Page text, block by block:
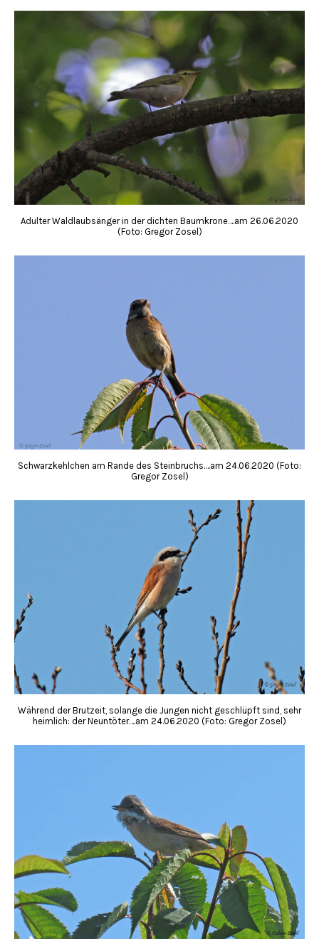
Adulter Waldlaubsänger in der dichten Baumkrone….am 26.06.2020
(Foto: Gregor Zosel)
Schwarzkehlchen am Rande des Steinbruchs….am 24.06.2020 (Foto:
Gregor Zosel)
Während der Brutzeit, solange die Jungen nicht geschlüpft sind, sehr
heimlich: der Neuntöter….am 24.06.2020 (Foto: Gregor Zosel)